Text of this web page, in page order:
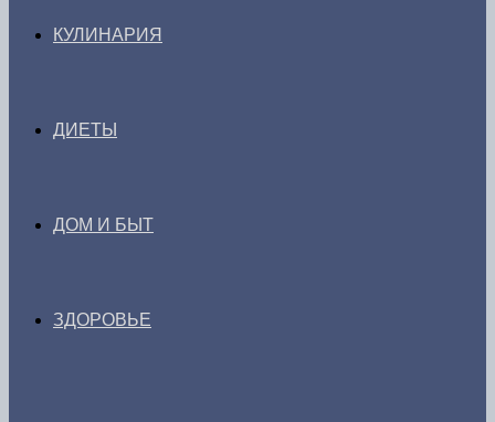
КУЛИНАРИЯ
ДИЕТЫ
ДОМ И БЫТ
ЗДОРОВЬЕ